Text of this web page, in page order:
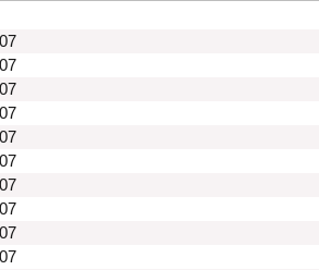
07
07
07
07
07
07
07
07
07
07